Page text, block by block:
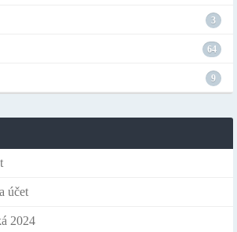
3
64
9
účet
2024